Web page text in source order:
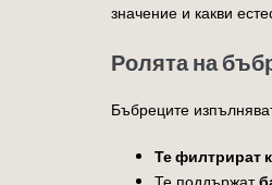
значение и какви
Ролята на
Бъбреците
Те филтрират